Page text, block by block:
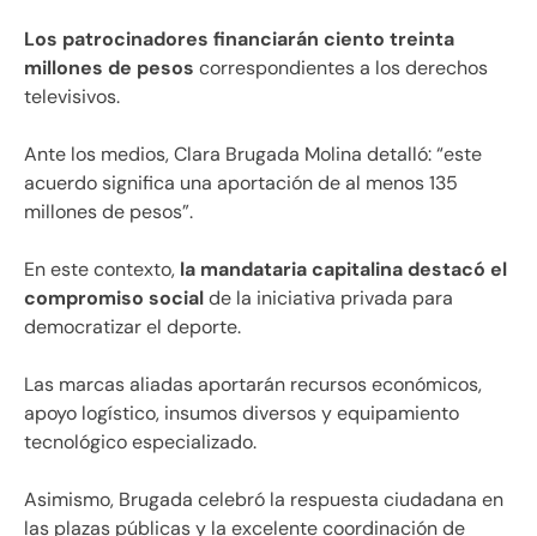
Los patrocinadores financiarán ciento treinta
millones de pesos correspondientes a los derechos
televisivos.
Ante los medios, Clara Brugada Molina detalló: “este
acuerdo significa una aportación de al menos 135
millones de pesos”.
En este contexto, la mandataria capitalina destacó el
compromiso socialde la iniciativa privada para
democratizar el deporte.
Las marcas aliadas aportarán recursos económicos,
apoyo logístico, insumos diversos y equipamiento
tecnológico especializado.
Asimismo, Brugada celebró la respuesta ciudadana en
las plazas públicas y la excelente coordinación de